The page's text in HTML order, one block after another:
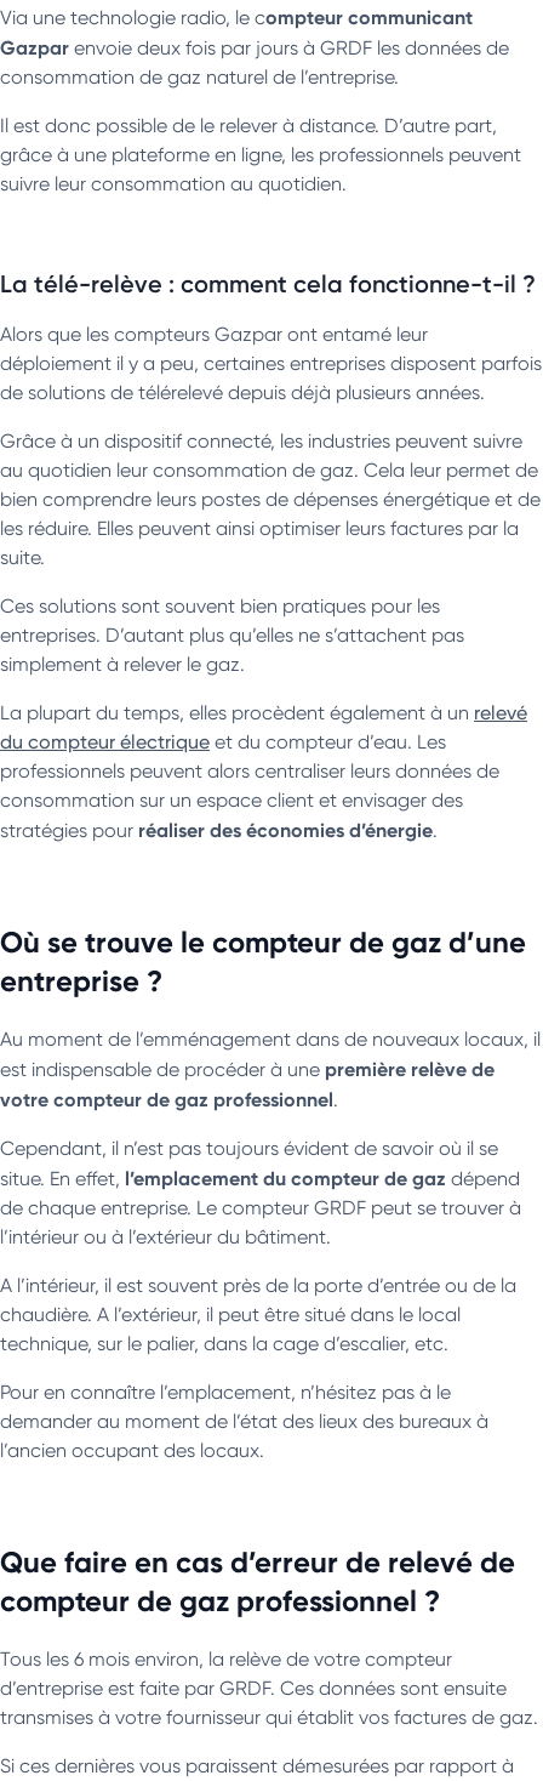
Via une technologie radio, le compteur communicant
Gazpar envoie deux fois par jours à GRDF les données de
consommation de gaz naturel de l’entreprise.
Il est donc possible de le relever à distance. D’autre part,
grâce à une plateforme en ligne, les professionnels peuvent
suivre leur consommation au quotidien.
La télé-relève : comment cela fonctionne-t-il ?
Alors que les compteurs Gazpar ont entamé leur
déploiement il y a peu, certaines entreprises disposent parfois
de solutions de télérelevé depuis déjà plusieurs années.
Grâce à un dispositif connecté, les industries peuvent suivre
au quotidien leur consommation de gaz. Cela leur permet de
bien comprendre leurs postes de dépenses énergétique et de
les réduire. Elles peuvent ainsi optimiser leurs factures par la
suite.
Ces solutions sont souvent bien pratiques pour les
entreprises. D’autant plus qu’elles ne s’attachent pas
simplement à relever le gaz.
La plupart du temps, elles procèdent également à un relevé
du compteur électrique et du compteur d’eau. Les
professionnels peuvent alors centraliser leurs données de
consommation sur un espace client et envisager des
stratégies pour réaliser des économies d’énergie.
Où se trouve le compteur de gaz d’une
entreprise ?
Au moment de l’emménagement dans de nouveaux locaux, il
est indispensable de procéder à une première relève de
votre compteur de gaz professionnel.
Cependant, il n’est pas toujours évident de savoir où il se
situe. En effet, l’emplacement du compteur de gaz dépend
de chaque entreprise. Le compteur GRDF peut se trouver à
l’intérieur ou à l’extérieur du bâtiment.
A l’intérieur, il est souvent près de la porte d’entrée ou de la
chaudière. A l’extérieur, il peut être situé dans le local
technique, sur le palier, dans la cage d’escalier, etc.
Pour en connaître l’emplacement, n’hésitez pas à le
demander au moment de l’état des lieux des bureaux à
l’ancien occupant des locaux.
Que faire en cas d’erreur de relevé de
compteur de gaz professionnel ?
Tous les 6 mois environ, la relève de votre compteur
d’entreprise est faite par GRDF. Ces données sont ensuite
transmises à votre fournisseur qui établit vos factures de gaz.
Si ces dernières vous paraissent démesurées par rapport à